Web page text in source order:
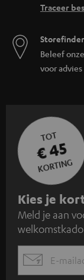
Traceer
Storefinder
Beleef
voor advies
TOT
€ 45
KORTING
A
a
n
m
e
Kies je
Meld je aan
EMAIL